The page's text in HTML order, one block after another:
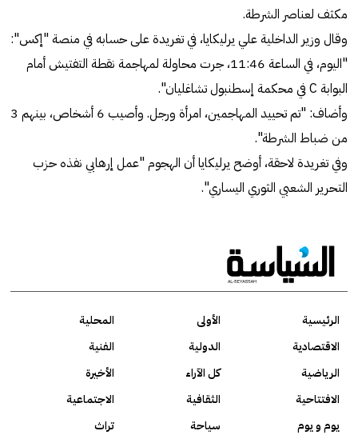
مكثف لعناصر الشرطة.
وقال وزير الداخلية علي يرليكايا، في تغريدة على حسابه في منصة "إكس":
"اليوم، في الساعة 11:46، جرت محاولة لمهاجمة نقطة التفتيش أمام
البوابة C في محكمة إسطنبول تشاغليان".
وأضاف: "تم تحييد المهاجمين، امرأة ورجل. وأصيب 6 أشخاص، بينهم 3
من ضباط الشرطة".
وفي تغريدة لاحقة، أوضح يرليكايا أن الهجوم "عمل إرهابي نفذه حزب
التحرير الشعبي الثوري اليساري".
الرئيسية الأولى
المحلية
الاقتصادية
الدولية
الفنية
الرياضية
كل الآراء
الأخيرة
الافتتاحية
الثقافية
الاجتماعية
يوم و يوم
سياحة تراث